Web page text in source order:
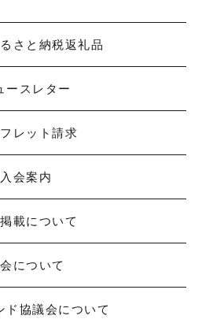
さと納税返礼品
ースレター
レット請求
入会案内
載について
について
ド協議会について